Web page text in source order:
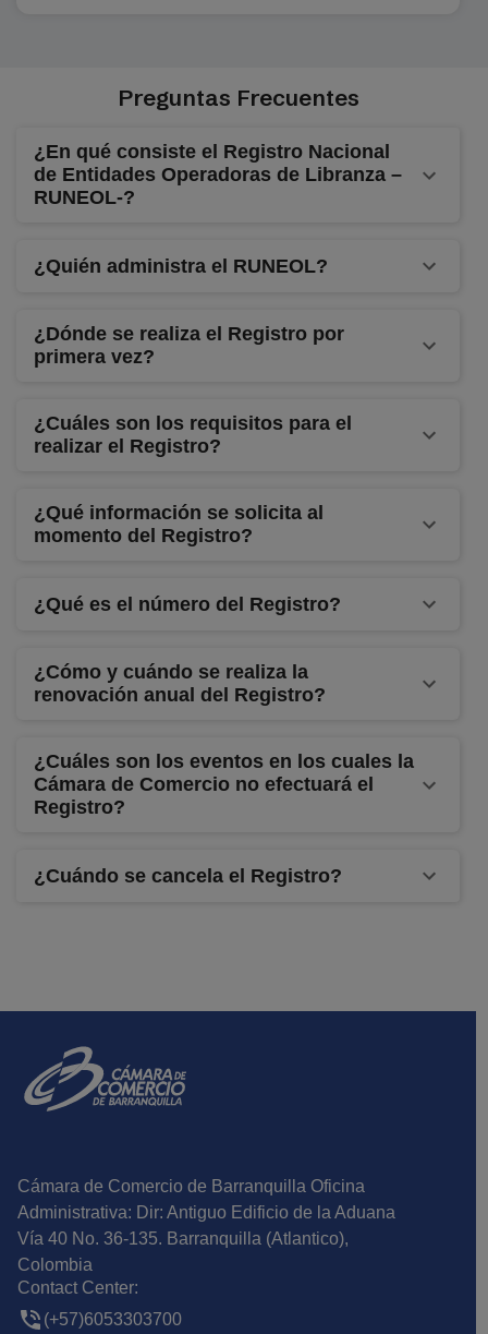
Preguntas Frecuentes
¿En qué consiste el Registro Nacional
de Entidades Operadoras de Libranza –
RUNEOL-?
¿Quién administra el RUNEOL?
¿Dónde se realiza el Registro por
primera vez?
¿Cuáles son los requisitos para el
realizar el Registro?
¿Qué información se solicita al
momento del Registro?
¿Qué es el número del Registro?
¿Cómo y cuándo se realiza la
renovación anual del Registro?
¿Cuáles son los eventos en los cuales la
Cámara de Comercio no efectuará el
Registro?
¿Cuándo se cancela el Registro?
Cámara de Comercio de Barranquilla Oficina
Administrativa: Dir: Antiguo Edificio de la Aduana
Vía 40 No. 36-135. Barranquilla (Atlantico),
Colombia
Contact Center:
(+57)6053303700